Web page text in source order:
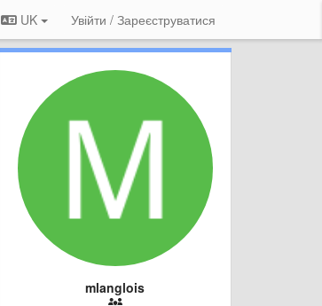
UK Увійти / Зареєструватися
mlanglois